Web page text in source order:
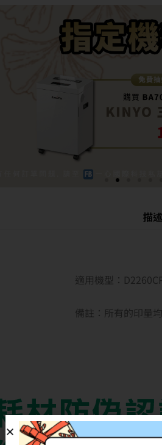
描述
適用機型：
備註：所有的印量